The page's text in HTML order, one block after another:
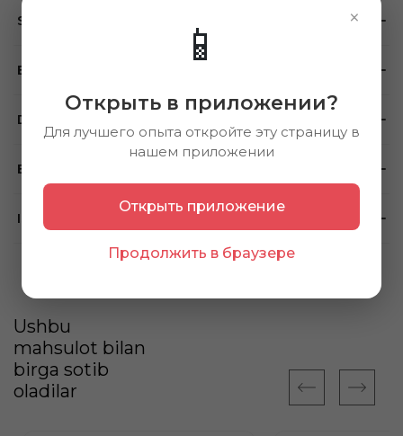
×
📱
Открыть в приложении?
Для лучшего опыта откройте эту страницу в
нашем приложении
Открыть приложение
Продолжить в браузере
Sharhlar
Brend
Do'konlarda mavjudligi
Eslatma
Ishlatish usuli
Ushbu
mahsulot bilan
birga sotib
oladilar